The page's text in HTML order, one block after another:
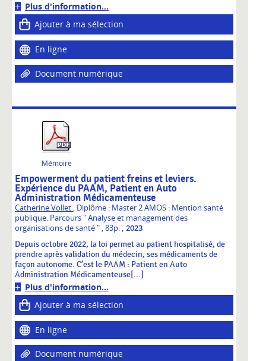
Plus d'information...
Ajouter à ma sélection
En ligne
Document numérique
Mémoire
Empowerment du patient freins et leviers.
Expérience du PAAM, Patient en Auto
Administration Médicamenteuse
Catherine Vollet , Diplôme : Master 2 AMOS : Mention santé
publique. Parcours " Analyse et management des
organisations de santé " , 83p. 2023
Depuis octobre 2022, la loi permet au patient hospitalisé, de
prendre après validation du médecin, ses médicaments de
façon autonome. C’est le PAAM : Patient en Auto
Administration Médicamenteuse[...]
Plus d'information...
Ajouter à ma sélection
En ligne
Document numérique